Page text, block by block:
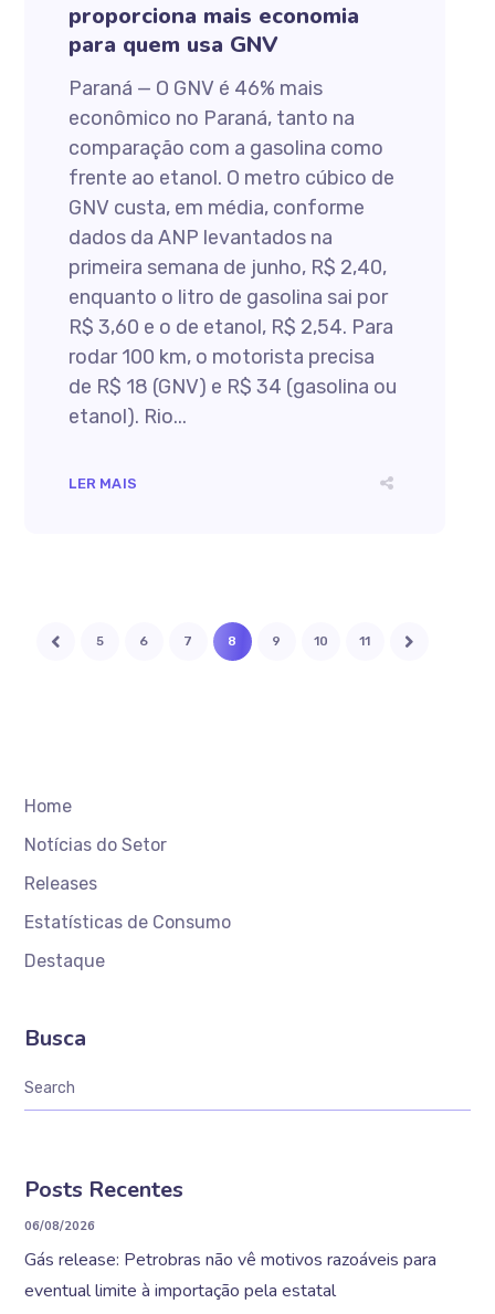
proporciona mais economia
para quem usa GNV
Paraná — O GNV é 46% mais
econômico no Paraná, tanto na
comparação com a gasolina como
frente ao etanol. O metro cúbico de
GNV custa, em média, conforme
dados da ANP levantados na
primeira semana de junho, R$ 2,40,
enquanto o litro de gasolina sai por
R$ 3,60 e o de etanol, R$ 2,54. Para
rodar 100 km, o motorista precisa
de R$ 18 (GNV) e R$ 34 (gasolina ou
etanol). Rio...
LER MAIS
5 6 7 8 9 10 11
Home
Notícias do Setor
Releases
Estatísticas de Consumo
Destaque
Busca
Posts Recentes
06/08/2026
Gás release: Petrobras não vê motivos razoáveis para
eventual limite à importação pela estatal